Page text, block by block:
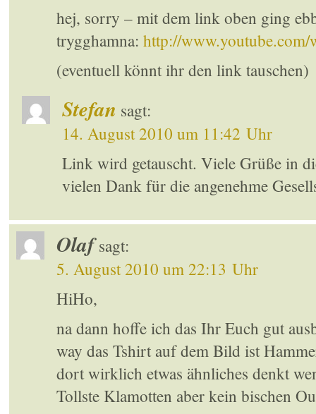
hej, sorry – mit dem link oben ging
trygghamna: http://
(eventuell könnt ihr den link tauschen)
Stefan sagt:
14. August 2010 um 11:42 Uhr
Link wird getauscht. Viele Grüße in
vielen Dank für die angenehme
Olaf sagt:
5. August 2010 um 22:13 Uhr
HiHo,
na dann hoffe ich das Ihr Euch gut
way das Tshirt auf dem Bild ist
dort wirklich etwas ähnliches denkt
Tollste Klamotten aber kein bischen